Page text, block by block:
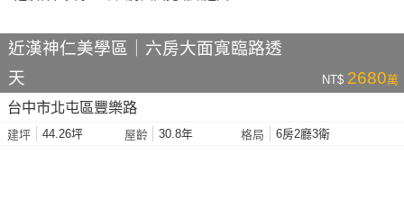
近漢神仁美學區｜六房大面寬臨路透
天
NT$ 2680萬
台中市北屯區豐樂路
建坪 44.26坪 屋齡 30.8年 格局 6房2廳3衛